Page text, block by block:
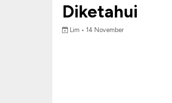
Diketahui
Lim • 14 November